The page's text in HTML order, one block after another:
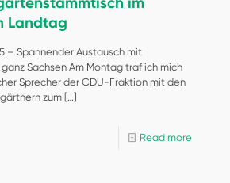
Landtag
– Spannender Austausch mit
Sachsen Am Montag traf ich mich
Sprecher der CDU-Fraktion mit den
zum […]
Read more